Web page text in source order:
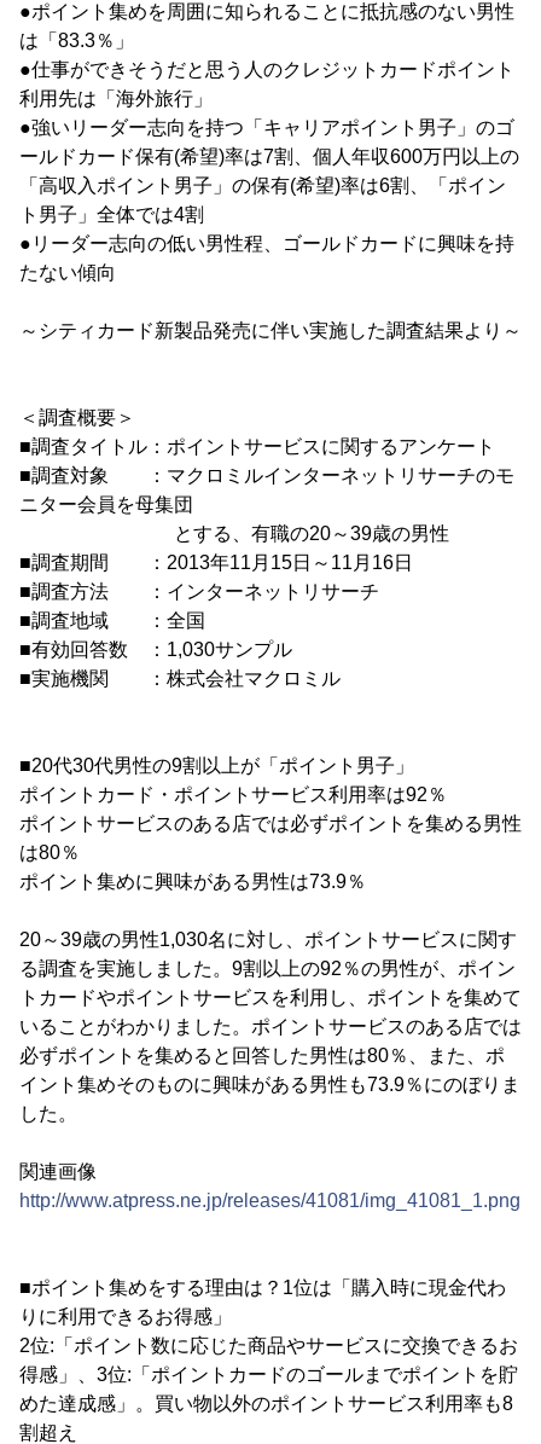
●ポイント集めを周囲に知られることに抵抗感のない男性
は「83.3％」
●仕事ができそうだと思う人のクレジットカードポイント
利用先は「海外旅行」
●強いリーダー志向を持つ「キャリアポイント男子」のゴ
ールドカード保有(希望)率は7割、個人年収600万円以上の
「高収入ポイント男子」の保有(希望)率は6割、「ポイン
ト男子」全体では4割
●リーダー志向の低い男性程、ゴールドカードに興味を持
たない傾向
～シティカード新製品発売に伴い実施した調査結果より～
＜調査概要＞
■調査タイトル：ポイントサービスに関するアンケート
■調査対象 ：マクロミルインターネットリサーチのモ
ニター会員を母集団
とする、有職の20～39歳の男性
■調査期間 ：2013年11月15日～11月16日
■調査方法 ：インターネットリサーチ
■調査地域 ：全国
■有効回答数 ：1,030サンプル
■実施機関 ：株式会社マクロミル
■20代30代男性の9割以上が「ポイント男子」
ポイントカード・ポイントサービス利用率は92％
ポイントサービスのある店では必ずポイントを集める男性
は80％
ポイント集めに興味がある男性は73.9％
20～39歳の男性1,030名に対し、ポイントサービスに関す
る調査を実施しました。9割以上の92％の男性が、ポイン
トカードやポイントサービスを利用し、ポイントを集めて
いることがわかりました。ポイントサービスのある店では
必ずポイントを集めると回答した男性は80％、また、ポ
イント集めそのものに興味がある男性も73.9％にのぼりま
した。
関連画像
http://www.atpress.ne.jp/releases/41081/img_41081_1.png
■ポイント集めをする理由は？1位は「購入時に現金代わ
りに利用できるお得感」
2位:「ポイント数に応じた商品やサービスに交換できるお
得感」、3位:「ポイントカードのゴールまでポイントを貯
めた達成感」。買い物以外のポイントサービス利用率も8
割超え